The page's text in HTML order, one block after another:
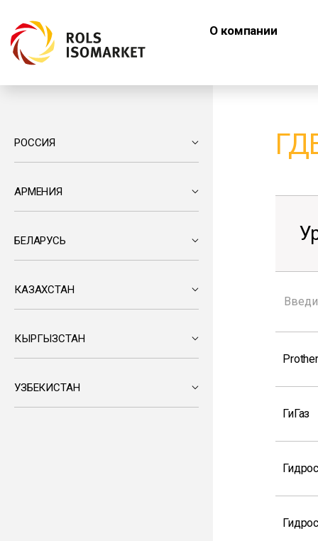
О компании
РОССИЯ
АРМЕНИЯ
БЕЛАРУСЬ
КАЗАХСТАН
КЫРГЫЗСТАН
УЗБЕКИСТАН
ГиГаз